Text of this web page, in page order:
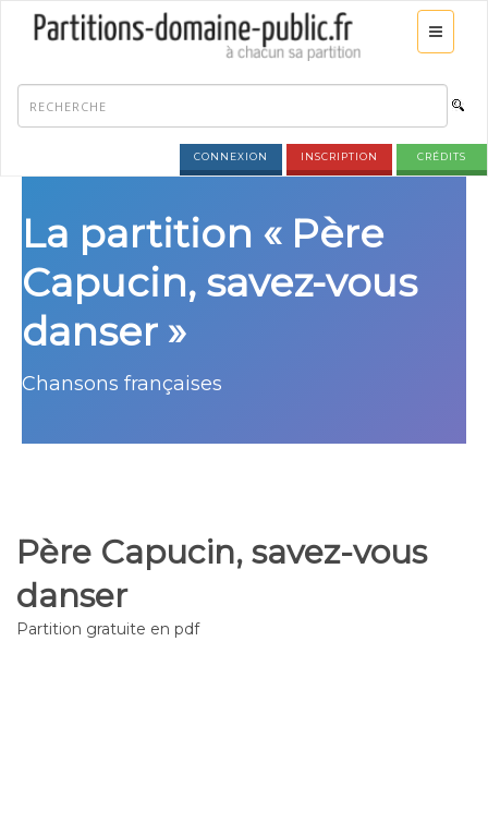
CONNEXION INSCRIPTION CRÉDITS
La partition « Père
Capucin, savez-vous
danser »
Chansons françaises
Père Capucin, savez-vous
danser
Partition gratuite en pdf